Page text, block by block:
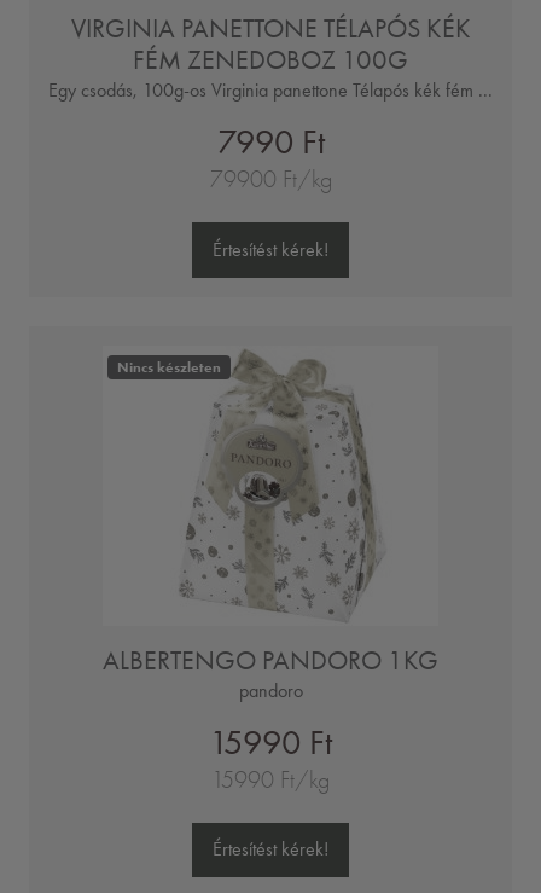
VIRGINIA PANETTONE TÉLAPÓS KÉK
FÉM ZENEDOBOZ 100G
Egy csodás, 100g-os Virginia panettone Télapós kék fém ...
7990 Ft
79900 Ft/kg
Értesítést kérek!
Nincs készleten
ALBERTENGO PANDORO 1KG
pandoro
15990 Ft
15990 Ft/kg
Értesítést kérek!